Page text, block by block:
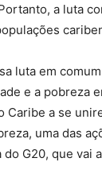
a luta
luta em
e a pobreza
Caribe a se
uma das
G20, que vai